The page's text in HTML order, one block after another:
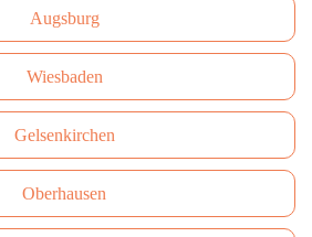
Augsburg
Wiesbaden
Gelsenkirchen
Oberhausen